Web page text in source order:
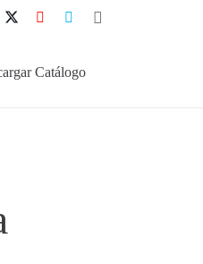
Catálogo